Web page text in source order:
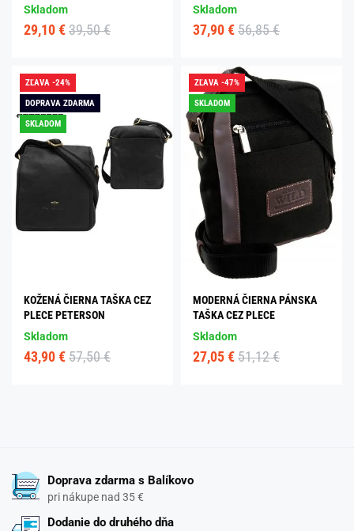
Skladom
29,10 € 39,50 €
Skladom
37,90 € 56,85 €
ZĽAVA -24%
DOPRAVA ZDARMA
SKLADOM
KOŽENÁ ČIERNA TAŠKA CEZ
PLECE PETERSON
Skladom
43,90 € 57,50 €
ZĽAVA -47%
SKLADOM
MODERNÁ ČIERNA PÁNSKA
TAŠKA CEZ PLECE
Skladom
27,05 € 51,12 €
Doprava zdarma s Balíkovo
pri nákupe nad 35 €
Dodanie do druhého dňa